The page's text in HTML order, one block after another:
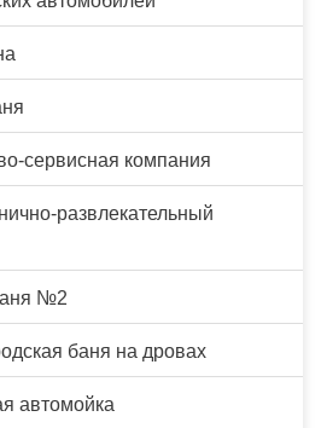
сервисная компания
развлекательный
№2
баня на дровах
автомойка